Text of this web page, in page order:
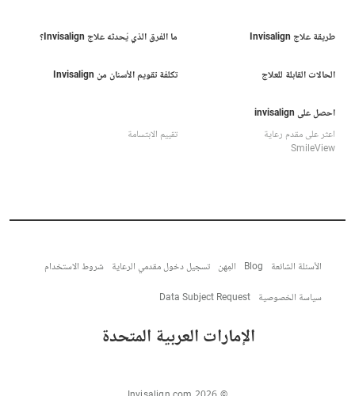
طريقة علاج Invisalign ما الفرق الذي يُحدثه علاج Invisalign؟
الحالات القابلة للعلاج تكلفة تقويم الأسنان من Invisalign
احصل على invisalign
اعثر على مقدم رعاية
تقييم الابتسامة
SmileView
الأسئلة الشائعة Blog المِهن تسجيل دخول مقدمي الرعاية شروط الاستخدام
سياسة الخصوصية Data Subject Request
الإمارات العربية المتحدة